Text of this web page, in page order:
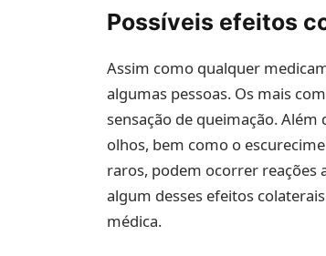
Possíveis efeitos
Assim como qualquer
algumas pessoas. Os mais
sensação de queimação.
olhos, bem como o
raros, podem ocorrer reações
algum desses efeitos
médica.